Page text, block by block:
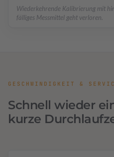
Wiederkehrende Kalibrierung mit
fälliges Messmittel geht verloren.
GESCHWINDIGKEIT &
Schnell wieder
kurze